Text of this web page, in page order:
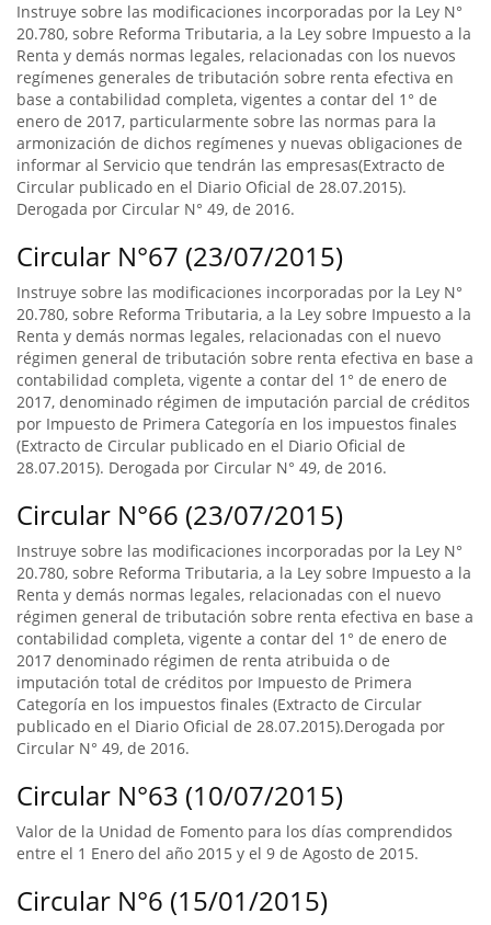
Instruye sobre las modificaciones incorporadas por la Ley N°
20.780, sobre Reforma Tributaria, a la Ley sobre Impuesto a la
Renta y demás normas legales, relacionadas con los nuevos
regímenes generales de tributación sobre renta efectiva en
base a contabilidad completa, vigentes a contar del 1° de
enero de 2017, particularmente sobre las normas para la
armonización de dichos regímenes y nuevas obligaciones de
informar al Servicio que tendrán las empresas(Extracto de
Circular publicado en el Diario Oficial de 28.07.2015).
Derogada por Circular N° 49, de 2016.
Circular N°67 (23/07/2015)
Instruye sobre las modificaciones incorporadas por la Ley N°
20.780, sobre Reforma Tributaria, a la Ley sobre Impuesto a la
Renta y demás normas legales, relacionadas con el nuevo
régimen general de tributación sobre renta efectiva en base a
contabilidad completa, vigente a contar del 1° de enero de
2017, denominado régimen de imputación parcial de créditos
por Impuesto de Primera Categoría en los impuestos finales
(Extracto de Circular publicado en el Diario Oficial de
28.07.2015). Derogada por Circular N° 49, de 2016.
Circular N°66 (23/07/2015)
Instruye sobre las modificaciones incorporadas por la Ley N°
20.780, sobre Reforma Tributaria, a la Ley sobre Impuesto a la
Renta y demás normas legales, relacionadas con el nuevo
régimen general de tributación sobre renta efectiva en base a
contabilidad completa, vigente a contar del 1° de enero de
2017 denominado régimen de renta atribuida o de
imputación total de créditos por Impuesto de Primera
Categoría en los impuestos finales (Extracto de Circular
publicado en el Diario Oficial de 28.07.2015).Derogada por
Circular N° 49, de 2016.
Circular N°63 (10/07/2015)
Valor de la Unidad de Fomento para los días comprendidos
entre el 1 Enero del año 2015 y el 9 de Agosto de 2015.
Circular N°6 (15/01/2015)